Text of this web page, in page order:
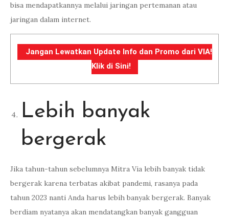
bisa mendapatkannya melalui jaringan pertemanan atau
jaringan dalam internet.
Jangan Lewatkan Update Info dan Promo dari VIA!
Klik di Sini!
Lebih banyak
bergerak
Jika tahun-tahun sebelumnya Mitra Via lebih banyak tidak
bergerak karena terbatas akibat pandemi, rasanya pada
tahun 2023 nanti Anda harus lebih banyak bergerak. Banyak
berdiam nyatanya akan mendatangkan banyak gangguan